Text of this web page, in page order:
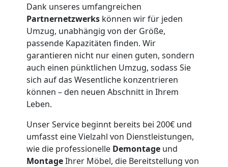
Dank unseres umfangreichen
Partnernetzwerks können wir für jeden
Umzug, unabhängig von der Größe,
passende Kapazitäten finden. Wir
garantieren nicht nur einen guten, sondern
auch einen pünktlichen Umzug, sodass Sie
sich auf das Wesentliche konzentrieren
können – den neuen Abschnitt in Ihrem
Leben.
Unser Service beginnt bereits bei 200€ und
umfasst eine Vielzahl von Dienstleistungen,
wie die professionelle Demontage und
MontageIhrer Möbel, die Bereitstellung von
Umzugshelfer
Feldkirch
Möbeltaxi
Feldkirch